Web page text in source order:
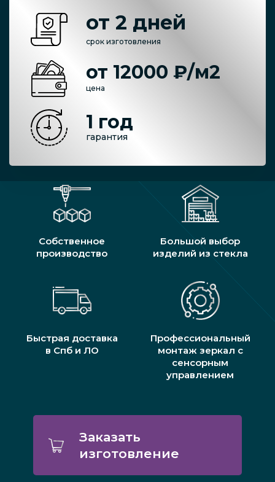
от 2 дней
срок изготовления
от 12000 ₽/м2
цена
1 год
гарантия
Собственное
производство
Большой выбор
изделий из стекла
Быстрая доставка
в Спб и ЛО
Профессиональный
монтаж зеркал с
сенсорным
управлением
Заказать
изготовление